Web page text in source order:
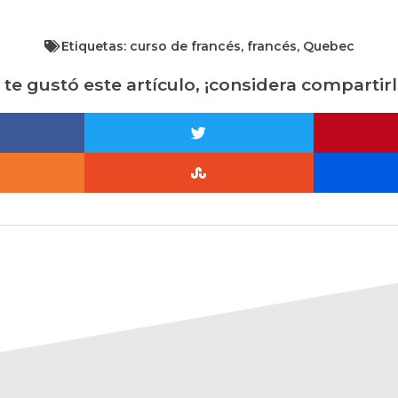
Etiquetas: curso de francés, francés, Quebec
te gustó este artículo, ¡considera